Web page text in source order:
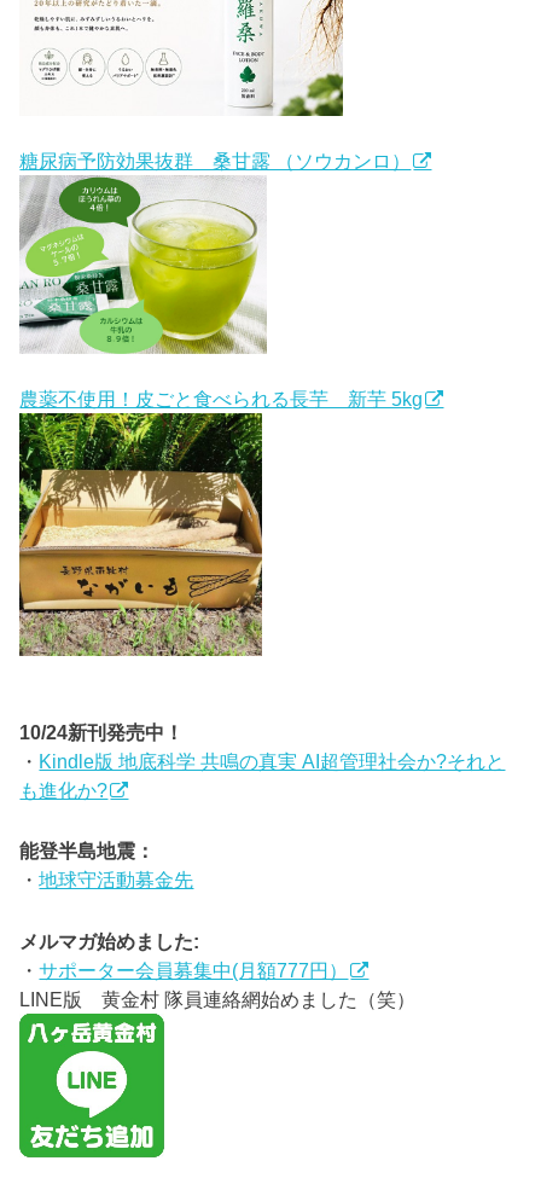
糖尿病予防効果抜群 桑甘露 （ソウカンロ）
農薬不使用！皮ごと食べられる長芋 新芋 5kg
10/24新刊発売中！
・ Kindle版 地底科学 共鳴の真実 AI超管理社会か?それと
も進化か?
能登半島地震：
・地球守活動募金先
メルマガ始めました:
・サポーター会員募集中(月額777円）
LINE版 黄金村 隊員連絡網始めました（笑）